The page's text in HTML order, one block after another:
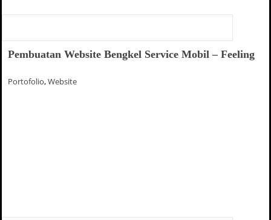
Pembuatan Website Bengkel Service Mobil – Feeling
Portofolio,Website